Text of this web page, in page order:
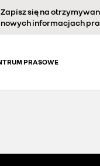
Zapisz się na
nowych informacjach
PRASOWE